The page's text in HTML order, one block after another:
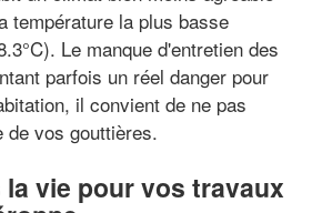
température la plus basse
Le manque d'entretien des
parfois un réel danger pour
il convient de ne pas
de vos gouttières.
vie pour vos travaux